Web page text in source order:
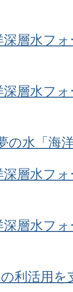
層水フ
層水フ
の水「海
層水フ
層水フ
利活用を